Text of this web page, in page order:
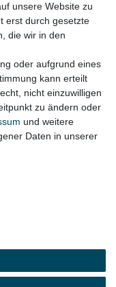
unsere Website zu
erst durch gesetzte
die wir in den
oder aufgrund eines
kann erteilt
nicht einzuwilligen
zu ändern oder
und weitere
Daten in unserer